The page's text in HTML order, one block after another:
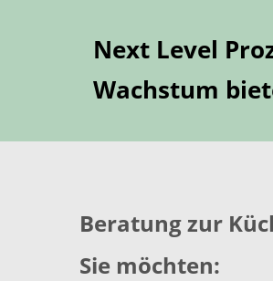
Next Level
Wachstum
Beratung zur
Sie möchten: